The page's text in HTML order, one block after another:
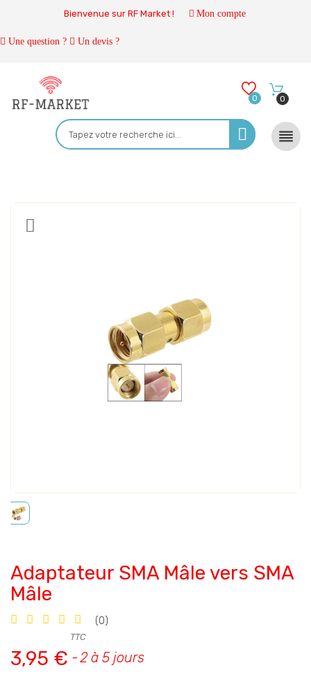
Bienvenue sur RF Market ! Mon compte
Une question ? Un devis ?
0 0

Adaptateur SMA Mâle vers SMA
Mâle
(0)
3,95 €
TTC
2 à 5 jours